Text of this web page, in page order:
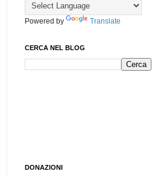
Powered by Translate
CERCA NEL BLOG
DONAZIONI